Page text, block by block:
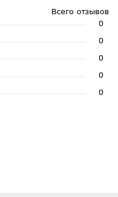
Всего отзывов
0
0
0
0
0